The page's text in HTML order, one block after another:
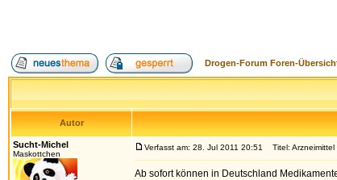
Drogen-Forum Foren-
Autor
Sucht-Michel
Maskottchen
Verfasst am: 28. Jul 2011 20:51 Titel: Arzneimittel
Ab sofort können in Deutschland